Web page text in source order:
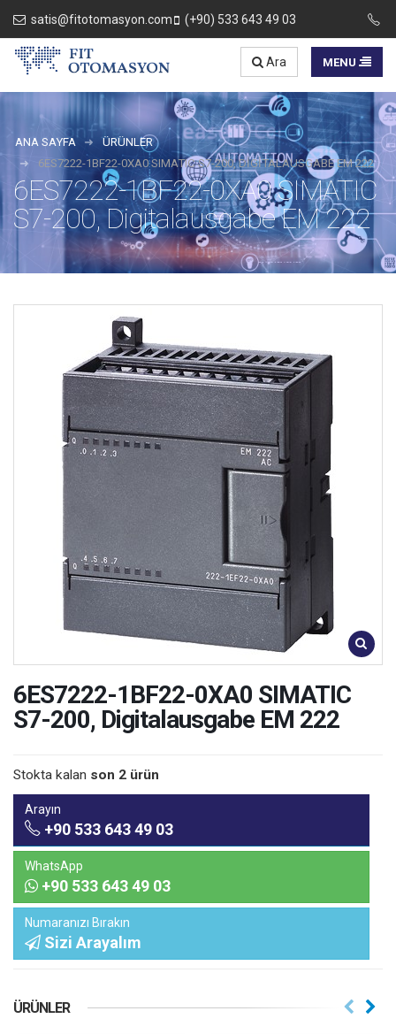
satis@fitotomasyon.com (+90) 533 643 49 03
Ara
ANA SAYFA
ÜRÜNLER
6ES7222-1BF22-0XA0 SIMATIC S7-200, DIGITALAUSGABE EM 222
6ES7222-1BF22-0XA0 SIMATIC
S7-200, Digitalausgabe EM 222
6ES7222-1BF22-0XA0 SIMATIC
S7-200, Digitalausgabe EM 222
Stokta kalan son 2 ürün
Arayın
+90 533 643 49 03
WhatsApp
+90 533 643 49 03
Numaranızı Bırakın
Sizi Arayalım
ÜRÜNLER